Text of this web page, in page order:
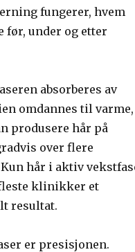
fungerer, hvem
før, under og etter
absorberes av
omdannes til varme,
produsere hår på
over flere
hår i aktiv
klinikker et
resultat.
er presisjonen.